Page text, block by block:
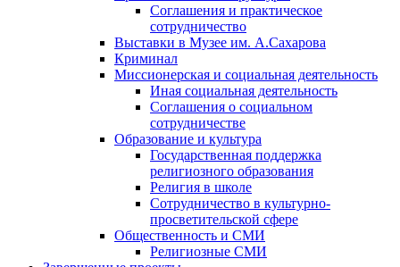
Соглашения и практическое
сотрудничество
Выставки в Музее им. А.Сахарова
Криминал
Миссионерская и социальная деятельность
Иная социальная деятельность
Соглашения о социальном
сотрудничестве
Образование и культура
Государственная поддержка
религиозного образования
Религия в школе
Сотрудничество в культурно-
просветительской сфере
Общественность и СМИ
Религиозные СМИ